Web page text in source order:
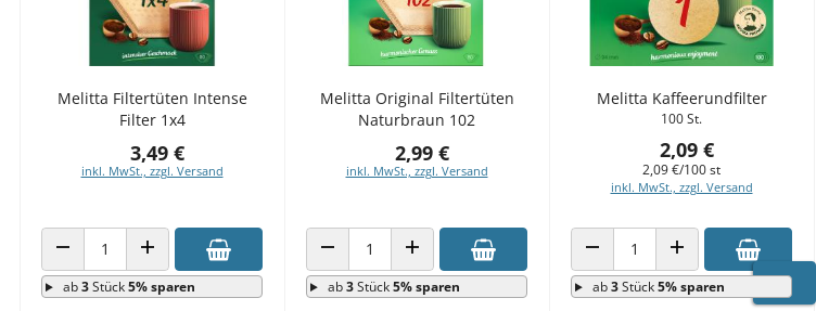
Melitta Filtertüten Intense
Filter 1x4
3,49 €
inkl. MwSt., zzgl. Versand
ANZAHL VERRINGERNANZAHL ERHÖHEN
ab3Stück5% sparen
Melitta Original Filtertüten
Naturbraun 102
2,99 €
inkl. MwSt., zzgl. Versand
ANZAHL VERRINGERNANZAHL ERHÖHEN
ab3Stück5% sparen
Melitta Kaffeerundfilter
100 St.
2,09 €
2,09 €/100 st
inkl. MwSt., zzgl. Versand
ANZAHL VERRINGERNANZAHL ERHÖHEN
ab3Stück5% sparen